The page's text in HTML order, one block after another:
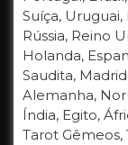
Suíça,
Rússia, Reino
Holanda,
Saudita,
Alemanha,
Índia, Egito,
Tarot Gêmeos,